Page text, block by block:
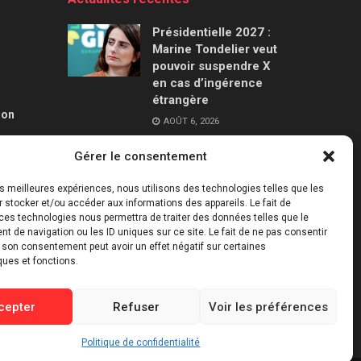
Gérer le consentement
meilleures expériences, nous utilisons des technologies telles que les
stocker et/ou accéder aux informations des appareils. Le fait de
technologies nous permettra de traiter des données telles que le
de navigation ou les ID uniques sur ce site. Le fait de ne pas consentir
son consentement peut avoir un effet négatif sur certaines
et fonctions.
Refuser Voir les préférences
Politique de confidentialité
Présidentielle 2027 :
Marine Tondelier veut
pouvoir suspendre X
en cas d’ingérence
étrangère
AOÛT 6, 2026
Canicules : jusqu’à
dollars de pertes pour
l’économie française
d’ici 2030
AOÛT 6, 2026